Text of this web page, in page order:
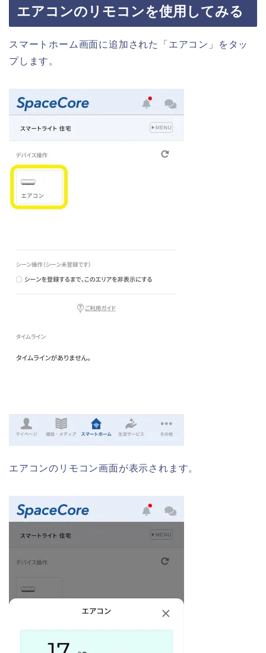
エアコンのリモコンを使用してみる
スマートホーム画面に追加された「エアコン」をタッ
プします。
エアコンのリモコン画面が表示されます。